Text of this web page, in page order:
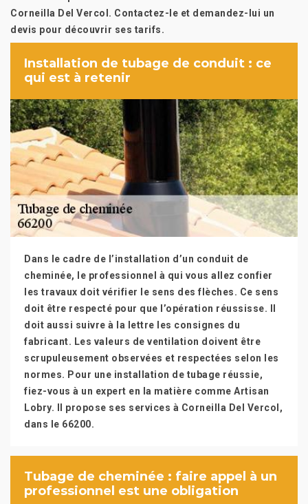
Corneilla Del Vercol. Contactez-le et demandez-lui un
devis pour découvrir ses tarifs.
Installation de tubage de conduit : ce
qui est à retenir
Dans le cadre de l’installation d’un conduit de
cheminée, le professionnel à qui vous allez confier
les travaux doit vérifier le sens des flèches. Ce sens
doit être respecté pour que l’opération réussisse. Il
doit aussi suivre à la lettre les consignes du
fabricant. Les valeurs de ventilation doivent être
scrupuleusement observées et respectées selon les
normes. Pour une installation de tubage réussie,
fiez-vous à un expert en la matière comme Artisan
Lobry. Il propose ses services à Corneilla Del Vercol,
dans le 66200.
Tubage de cheminée : faire appel à un
professionnel est une obligation